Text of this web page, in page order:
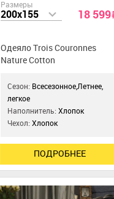
Размеры
200x155 18 599
Одеяло Trois Couronnes
Nature Cotton
Сезон: Всесезонное,Летнее,
легкое
Наполнитель:Хлопок
Чехол:Хлопок
ПОДРОБНЕЕ